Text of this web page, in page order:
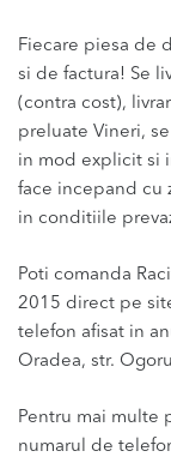
Fiecare piesa de
si de factura! Se
(contra cost),
preluate Vineri,
in mod explicit si
face incepand cu
in conditiile
Poti comanda
2015 direct pe
telefon afisat in
Oradea, str.
Pentru mai multe
numarul de